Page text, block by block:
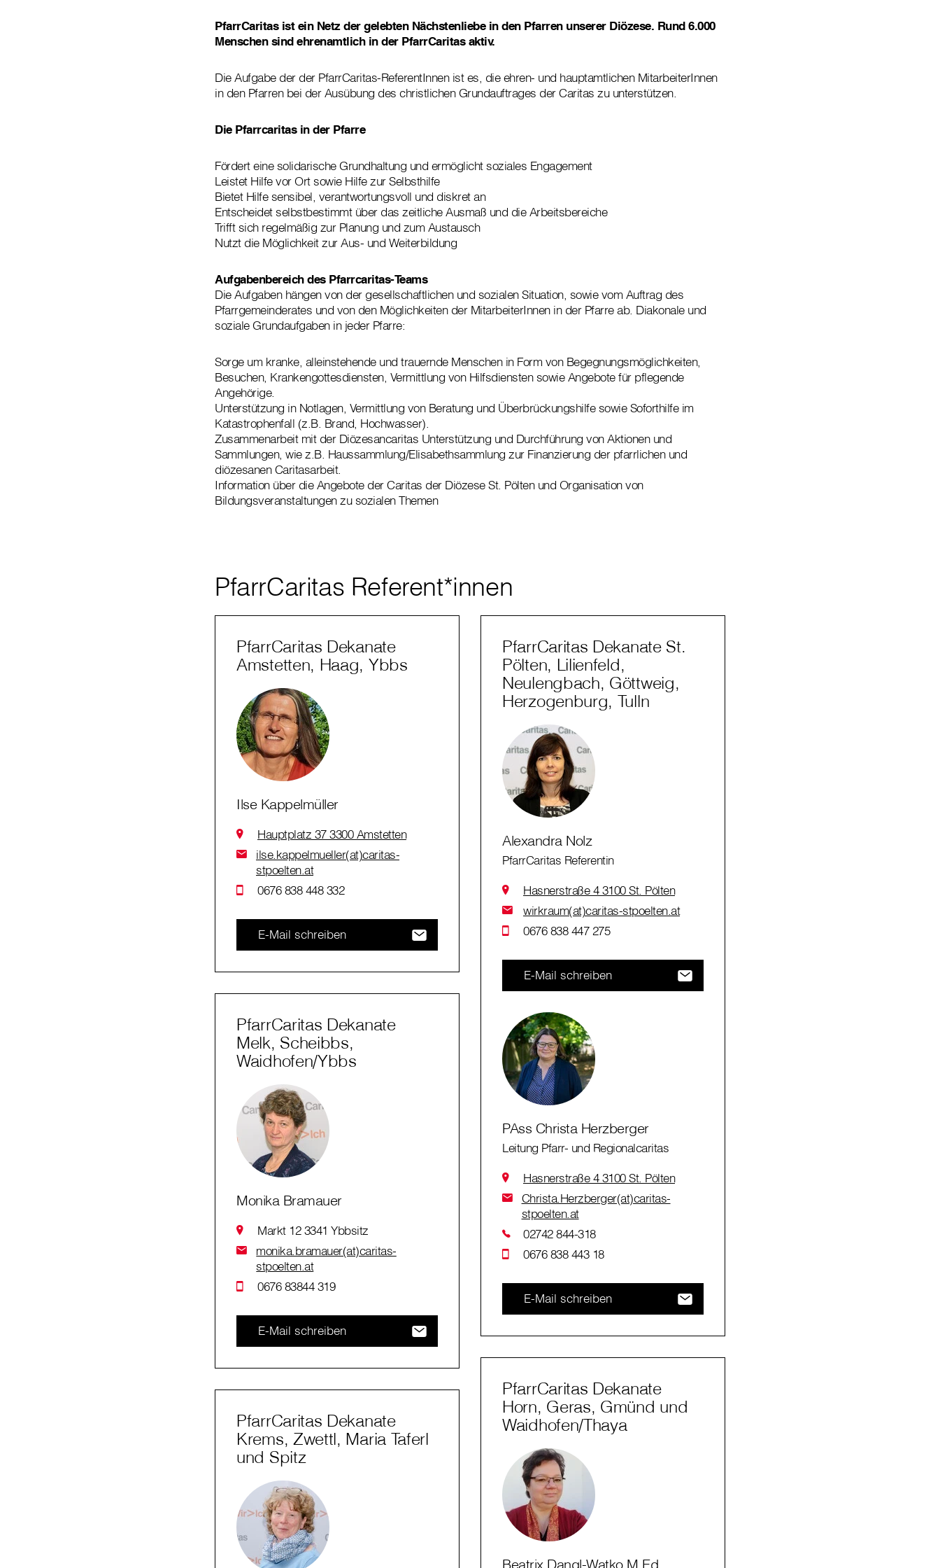
PfarrCaritas ist ein Netz der gelebten Nächstenliebe in den Pfarren unserer Diözese. Rund 6.000
Menschen sind ehrenamtlich in der PfarrCaritas aktiv.
Die Aufgabe der der PfarrCaritas-ReferentInnen ist es, die ehren- und hauptamtlichen MitarbeiterInnen
in den Pfarren bei der Ausübung des christlichen Grundauftrages der Caritas zu unterstützen.
Die Pfarrcaritas in der Pfarre
Fördert eine solidarische Grundhaltung und ermöglicht soziales Engagement
Leistet Hilfe vor Ort sowie Hilfe zur Selbsthilfe
Bietet Hilfe sensibel, verantwortungsvoll und diskret an
Entscheidet selbstbestimmt über das zeitliche Ausmaß und die Arbeitsbereiche
Trifft sich regelmäßig zur Planung und zum Austausch
Nutzt die Möglichkeit zur Aus- und Weiterbildung
Aufgabenbereich des Pfarrcaritas-Teams
Die Aufgaben hängen von der gesellschaftlichen und sozialen Situation, sowie vom Auftrag des
Pfarrgemeinderates und von den Möglichkeiten der MitarbeiterInnen in der Pfarre ab. Diakonale und
soziale Grundaufgaben in jeder Pfarre:
Sorge um kranke, alleinstehende und trauernde Menschen in Form von Begegnungsmöglichkeiten,
Besuchen, Krankengottesdiensten, Vermittlung von Hilfsdiensten sowie Angebote für pflegende
Angehörige.
Unterstützung in Notlagen, Vermittlung von Beratung und Überbrückungshilfe sowie Soforthilfe im
Katastrophenfall (z.B. Brand, Hochwasser).
Zusammenarbeit mit der Diözesancaritas Unterstützung und Durchführung von Aktionen und
Sammlungen, wie z.B. Haussammlung/Elisabethsammlung zur Finanzierung der pfarrlichen und
diözesanen Caritasarbeit.
Information über die Angebote der Caritas der Diözese St. Pölten und Organisation von
Bildungsveranstaltungen zu sozialen Themen
PfarrCaritas Referent*innen
PfarrCaritas Dekanate
Amstetten, Haag, Ybbs
Ilse Kappelmüller
Hauptplatz 37 3300 Amstetten
ilse.kappelmueller(at)caritas-
stpoelten.at
0676 838 448 332
E-Mail schreiben
PfarrCaritas Dekanate St.
Pölten, Lilienfeld,
Neulengbach, Göttweig,
Herzogenburg, Tulln
Alexandra Nolz
PfarrCaritas Referentin
Hasnerstraße 4 3100 St. Pölten
wirkraum(at)caritas-stpoelten.at
0676 838 447 275
E-Mail schreiben
PAss Christa Herzberger
Leitung Pfarr- und Regionalcaritas
Hasnerstraße 4 3100 St. Pölten
Christa.Herzberger(at)caritas-
stpoelten.at
02742 844-318
0676 838 443 18
E-Mail schreiben
PfarrCaritas Dekanate
Melk, Scheibbs,
Waidhofen/Ybbs
Monika Bramauer
Markt 12 3341 Ybbsitz
monika.bramauer(at)caritas-
stpoelten.at
0676 83844 319
E-Mail schreiben
PfarrCaritas Dekanate
Horn, Geras, Gmünd und
Waidhofen/Thaya
Beatrix Dangl-Watko M.Ed.
PfarrCaritas Dekanate
Krems, Zwettl, Maria Taferl
und Spitz